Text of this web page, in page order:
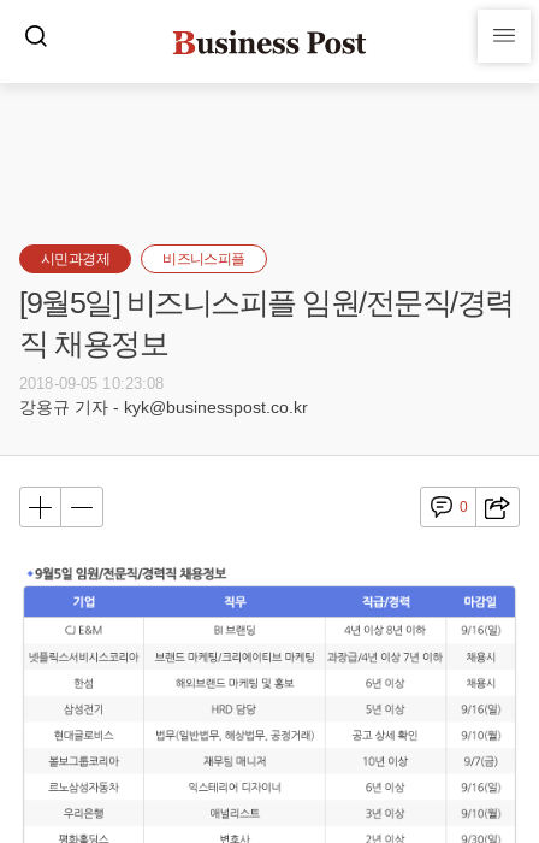
시민과경제 비즈니스피플
[9월5일] 비즈니스피플 임원/전문직/경력
직 채용정보
2018-09-05 10:23:08
강용규 기자 - kyk@businesspost.co.kr
0